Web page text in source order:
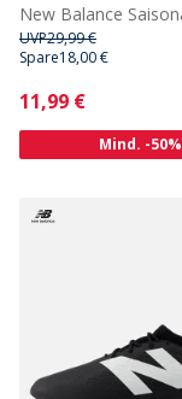
UVP29,99 €
Spare18,00 €
Current
11,99 €
Mind. -50%